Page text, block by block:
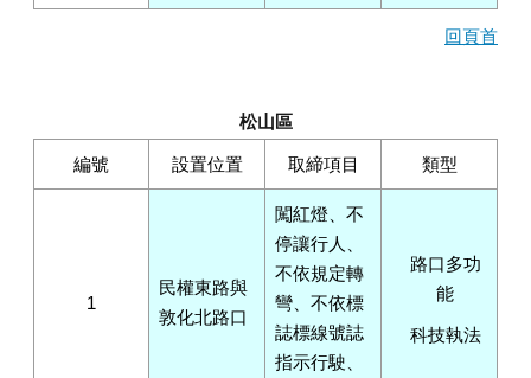
回頁首
松山區
編號 設置位置 取締項目 類型
1
民權東路與
敦化北路口
闖紅燈、不
停讓行人、
不依規定轉
彎、不依標
誌標線號誌
指示行駛、
路口多功
能
科技執法